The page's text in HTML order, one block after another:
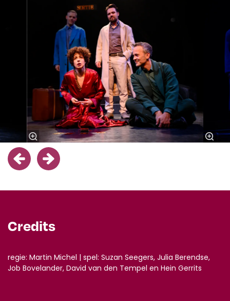
Credits
regie: Martin Michel | spel: Suzan Seegers, Julia Berendse,
Job Bovelander, David van den Tempel en Hein Gerrits